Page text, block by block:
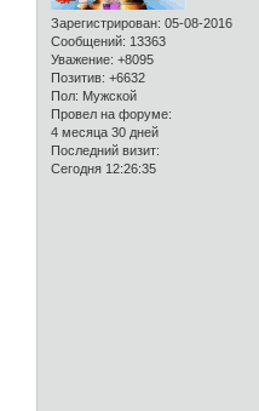
Зарегистрирован: 05-08-2016
Сообщений: 13363
Уважение: +8095
Позитив: +6632
Пол: Мужской
Провел на форуме:
4 месяца 30 дней
Последний визит:
Сегодня 12:26:35